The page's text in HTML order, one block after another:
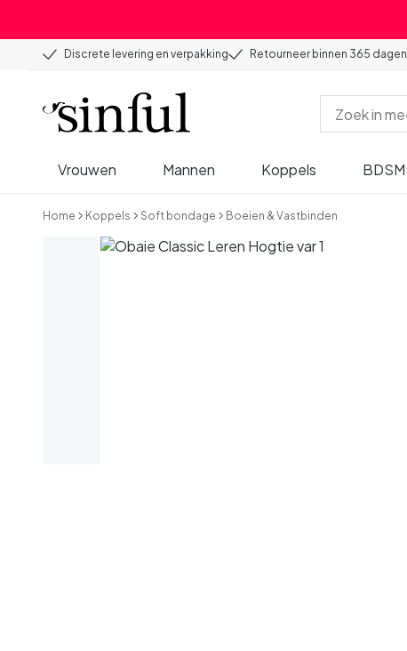
Discrete levering en verpakking Retourneer binnen 365 dagen
Vrouwen Mannen Koppels BDSM
Home Koppels Soft bondage Boeien & Vastbinden